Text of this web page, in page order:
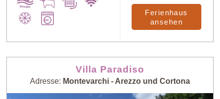
Ferienhaus
ansehen
Villa Paradiso
Adresse: Montevarchi - Arezzo und Cortona